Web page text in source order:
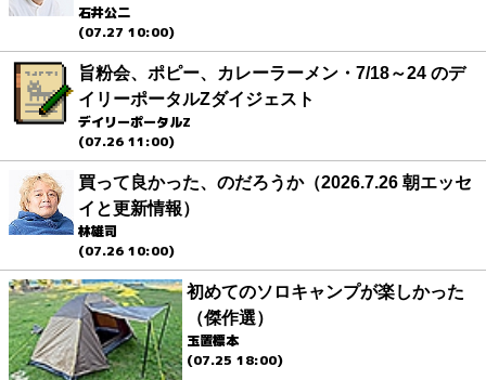
石井公二
(07.27 10:00)
旨粉会、ポピー、カレーラーメン・7/18～24 のデ
イリーポータルZダイジェスト
デイリーポータルZ
(07.26 11:00)
買って良かった、のだろうか（2026.7.26 朝エッセ
イと更新情報）
林雄司
(07.26 10:00)
初めてのソロキャンプが楽しかった
（傑作選）
玉置標本
(07.25 18:00)